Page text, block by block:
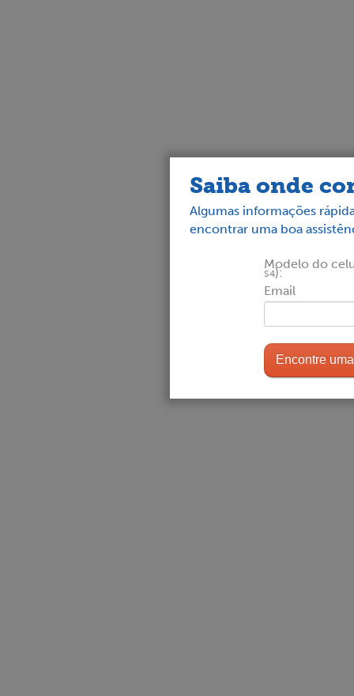
Saiba onde
Algumas informações
encontrar uma boa
Modelo do
S4):
Email